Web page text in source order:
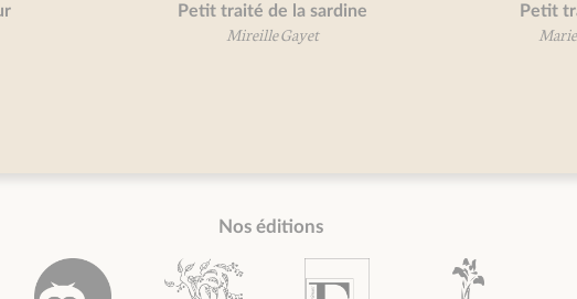
Petit traité de la sardine Petit traité de la soupe
Nos éditions